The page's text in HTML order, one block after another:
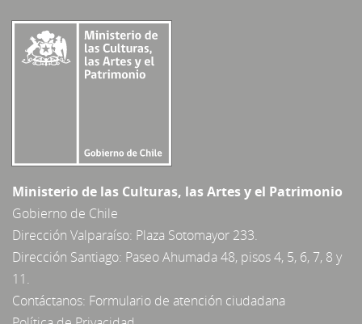
Ministerio de las Culturas, las Artes y el Patrimonio
Gobierno de Chile
Dirección Valparaíso: Plaza Sotomayor 233.
Dirección Santiago: Paseo Ahumada 48, pisos 4, 5, 6, 7, 8 y
11.
Contáctanos: Formulario de atención ciudadana